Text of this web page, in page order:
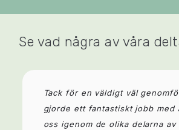
Se vad några av våra
Tack för en väldigt väl
gjorde ett fantastiskt jobb med
oss igenom de olika delarna av